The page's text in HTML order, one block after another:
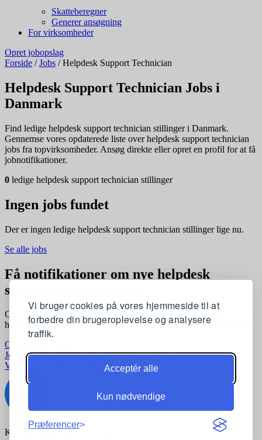
Vi bruger cookies på vores hjemmeside til at
forbedre din brugeroplevelse og analysere
traffik.
Acceptér alle
Kun nødvendige
Præferencer
Skatteberegner
Generer ansøgning
For virksomheder
Opret jobopslag
Forside / Jobs / Helpdesk Support Technician
Helpdesk Support Technician Jobs i
Danmark
Find ledige helpdesk support technician stillinger i Danmark.
Gennemse vores opdaterede liste over helpdesk support technician
jobs fra topvirksomheder. Ansøg direkte eller opret en profil for at få
jobnotifikationer.
0 ledige helpdesk support technician stillinger
Ingen jobs fundet
Der er ingen ledige helpdesk support technician stillinger lige nu.
Se alle jobs
Få notifikationer om nye helpdesk
support technician jobs
Opret en profil og få automatisk besked, når der kommer nye
helpdesk support technician stillinger, der matcher dine præferencer
Opret profil gratis
Jobkategorier Joblokationer For virksomheder
Vilkår og betingelser
Privatlivspolitik
Kontakt:support@komvidere.dk